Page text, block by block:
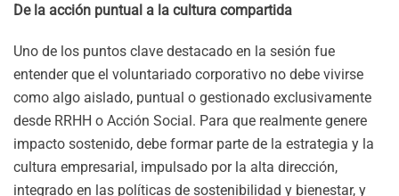
De la acción puntual a la cultura compartida
Uno de los puntos clave destacado en la sesión fue
entender que el voluntariado corporativo no debe vivirse
como algo aislado, puntual o gestionado exclusivamente
desde RRHH o Acción Social. Para que realmente genere
impacto sostenido, debe formar parte de la estrategia y la
cultura empresarial, impulsado por la alta dirección,
integrado en las políticas de sostenibilidad y bienestar, y